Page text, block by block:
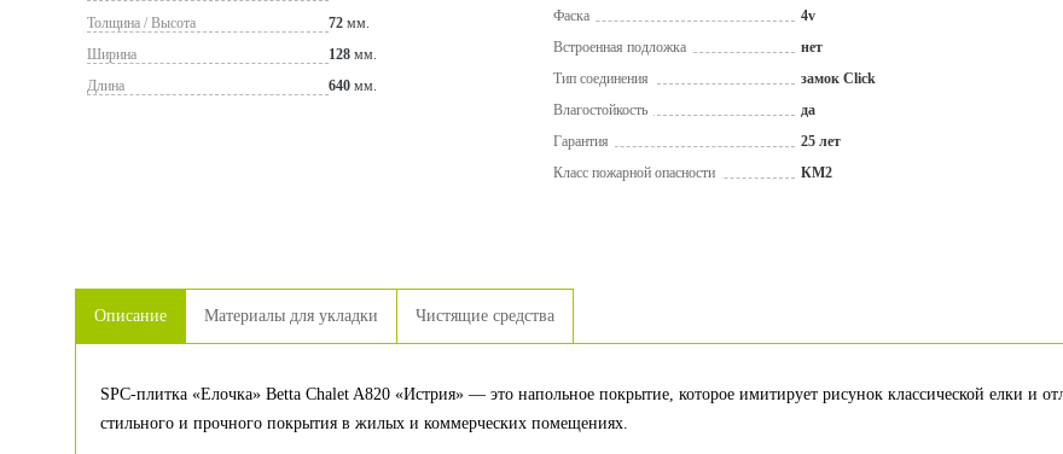
Толщина / Высота
72 мм.
Ширина
128 мм.
Длина
640 мм.
Фаска
4v
Встроенная подложка
нет
Тип соединения
замок Click
Влагостойкость
да
Гарантия
25 лет
Класс пожарной опасности
КМ2
Описание Материалы для укладки Чистящие средства
SPC-плитка «Елочка» Betta Chalet A820 «Истрия» — это напольное покрытие, которое имитирует рисунок классической елки и
стильного и прочного покрытия в жилых и коммерческих помещениях.